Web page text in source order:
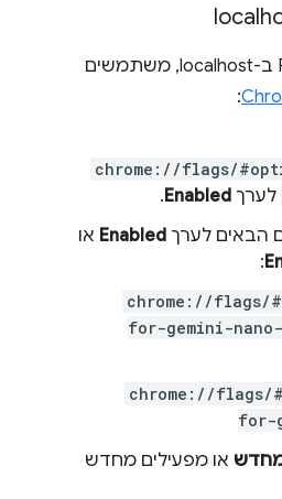
כדי לגשת ל-Rewriter API ב-localhost, משתמשים
:
chrome://flags/
Enabled
.
לערךEnabledאו
chrome://
for-gemini-
chrome://
או מפעילים מחדש